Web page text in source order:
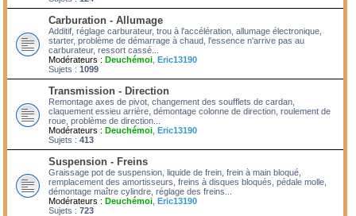
Carburation - Allumage
Additif, réglage carburateur, trou à l'accélération, allumage électronique,
starter, problème de démarrage à chaud, l'essence n'arrive pas au
carburateur, ressort cassé...
Modérateurs : Deuchémoi Eric13190
Sujets : 1099
Transmission - Direction
Remontage axes de pivot, changement des soufflets de cardan,
claquement essieu arrière, démontage colonne de direction, roulement de
roue, problème de direction...
Modérateurs : Deuchémoi Eric13190
Sujets : 413
Suspension - Freins
Graissage pot de suspension, liquide de frein, frein à main bloqué,
remplacement des amortisseurs, freins à disques bloqués, pédale molle,
démontage maître cylindre, réglage des freins...
Modérateurs : Deuchémoi Eric13190
Sujets : 723